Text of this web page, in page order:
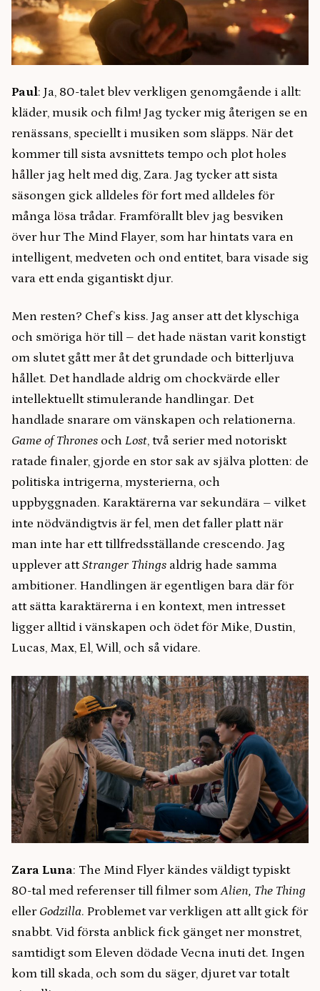
Paul: Ja, 80-talet blev verkligen genomgående i allt:
kläder, musik och film! Jag tycker mig återigen se en
renässans, speciellt i musiken som släpps. När det
kommer till sista avsnittets tempo och plot holes
håller jag helt med dig, Zara. Jag tycker att sista
säsongen gick alldeles för fort med alldeles för
många lösa trådar. Framförallt blev jag besviken
över hur The Mind Flayer, som har hintats vara en
intelligent, medveten och ond entitet, bara visade sig
vara ett enda gigantiskt djur.
Men resten? Chef’s kiss. Jag anser att det klyschiga
och smöriga hör till – det hade nästan varit konstigt
om slutet gått mer åt det grundade och bitterljuva
hållet. Det handlade aldrig om chockvärde eller
intellektuellt stimulerande handlingar. Det
handlade snarare om vänskapen och relationerna.
Game of Thrones och Lost, två serier med notoriskt
ratade finaler, gjorde en stor sak av själva plotten: de
politiska intrigerna, mysterierna, och
uppbyggnaden. Karaktärerna var sekundära – vilket
inte nödvändigtvis är fel, men det faller platt när
man inte har ett tillfredsställande crescendo. Jag
upplever attStranger Things aldrig hade samma
ambitioner. Handlingen är egentligen bara där för
att sätta karaktärerna i en kontext, men intresset
ligger alltid i vänskapen och ödet för Mike, Dustin,
Lucas, Max, El, Will, och så vidare.
Zara Luna: The Mind Flyer kändes väldigt typiskt
80-tal med referenser till filmer somAlien, The Thing
eller Godzilla. Problemet var verkligen att allt gick för
snabbt. Vid första anblick fick gänget ner monstret,
samtidigt som Eleven dödade Vecna inuti det. Ingen
kom till skada, och som du säger, djuret var totalt